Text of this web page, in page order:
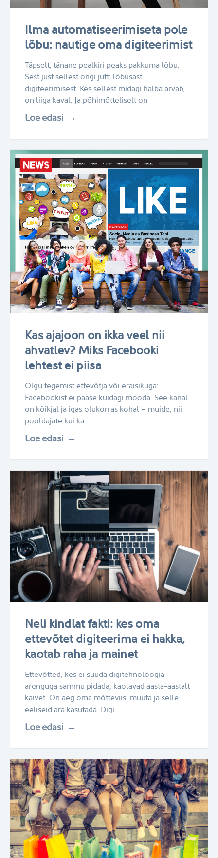
Ilma automatiseerimiseta pole
lõbu: nautige oma digiteerimist
Täpselt, tänane pealkiri peaks pakkuma lõbu.
Sest just sellest ongi jutt: lõbusast
digiteerimisest. Kes sellest midagi halba arvab,
on liiga kaval. Ja põhimõtteliselt on
Loe edasi
Kas ajajoon on ikka veel nii
ahvatlev? Miks Facebooki
lehtest ei piisa
Olgu tegemist ettevõtja või eraisikuga:
Facebookist ei pääse kuidagi mööda. See kanal
on kõikjal ja igas olukorras kohal – muide, nii
pooldajate kui ka
Loe edasi
Neli kindlat fakti: kes oma
ettevõtet digiteerima ei hakka,
kaotab raha ja mainet
Ettevõtted, kes ei suuda digitehnoloogia
arenguga sammu pidada, kaotavad aasta-aastalt
käivet. On aeg oma mõtteviisi muuta ja selle
eeliseid ära kasutada. Digi
Loe edasi